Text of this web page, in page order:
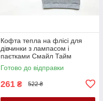
Кофта тепла на флісі для
дівчинки з лампасом і
паєтками Смайл Тайм
SmileTime Oops!
Готово до відправки
261 ₴ 522 ₴